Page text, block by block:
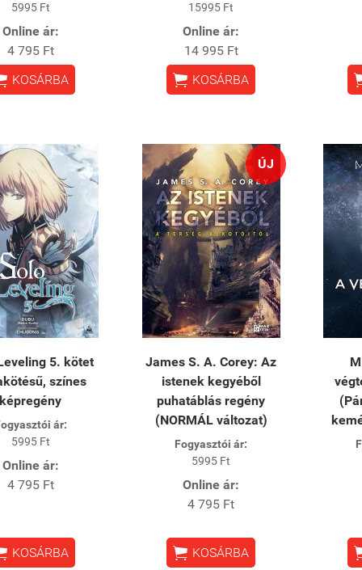
5995 Ft
Online ár:
4 795 Ft
KOSÁRBA
15995 Ft
Online ár:
14 995 Ft
 KOSÁRBA
5. kötet
színes
képregény
ár:
5995 Ft
Online ár:
4 795 Ft
KOSÁRBA
ÚJ
James S. A. Corey: Az
istenek kegyéből
puhatáblás regény
(NORMÁL változat)
Fogyasztói ár:
5995 Ft
Online ár:
4 795 Ft
 KOSÁRBA